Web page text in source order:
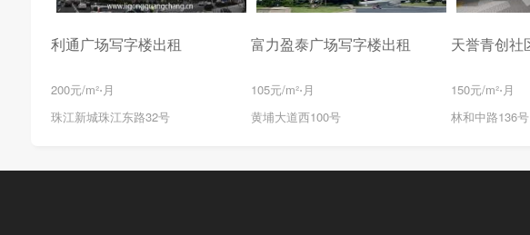
利通广场写字楼出租
200元/m²⋅月
珠江新城珠江东路32号
富力盈泰广场写字楼出租
105元/m²⋅月
黄埔大道西100号
150元/m²⋅月
林和中路136号